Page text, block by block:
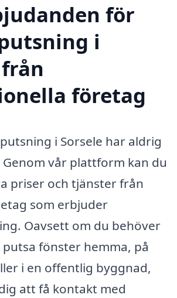
för
i
företag
i Sorsele har aldrig
vår plattform kan du
priser och tjänster från
som erbjuder
Oavsett om du behöver
fönster hemma, på
i en offentlig byggnad,
att få kontakt med